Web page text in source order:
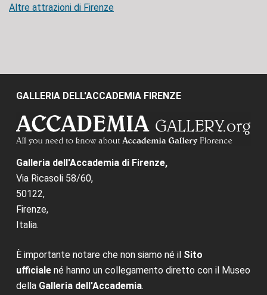
Altre attrazioni di Firenze
GALLERIA DELL'ACCADEMIA FIRENZE
Galleria dell'Accademia di Firenze,
Via Ricasoli 58/60,
50122,
Firenze,
Italia.
È importante notare che non siamo né il Sito
ufficialené hanno un collegamento diretto con il Museo
della Galleria dell'Accademia.